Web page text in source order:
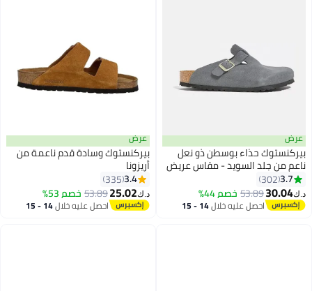
18
عرض
بيركنستوك حذاء بوسطن ذو نعل
ناعم من جلد السويد - مقاس عريض
(المقاس كبير؛ يوصى بطلب مقاس
أصغر بمقدار مقاس واحد)
3.7
302
د.ك‏30.04
53.89خصم 44%
احصل عليه خلال 14 - 15
اغسطس
16
عرض
بيركنستوك وسادة قدم ناعمة من
أريزونا
3.4
335
د.ك‏25.02
53.89خصم 53%
احصل عليه خلال 14 - 15
اغسطس